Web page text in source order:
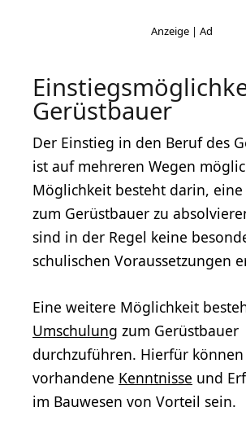
Gerüstbauer
Der Einstieg in den Beruf des
ist auf mehreren Wegen
Möglichkeit besteht darin,
zum Gerüstbauer zu
sind in der Regel keine
schulischen Voraussetzungen
Eine weitere Möglichkeit
Umschulung zum Gerüstbauer
durchzuführen. Hierfür
vorhandene Kenntnisse und
im Bauwesen von Vorteil sein.